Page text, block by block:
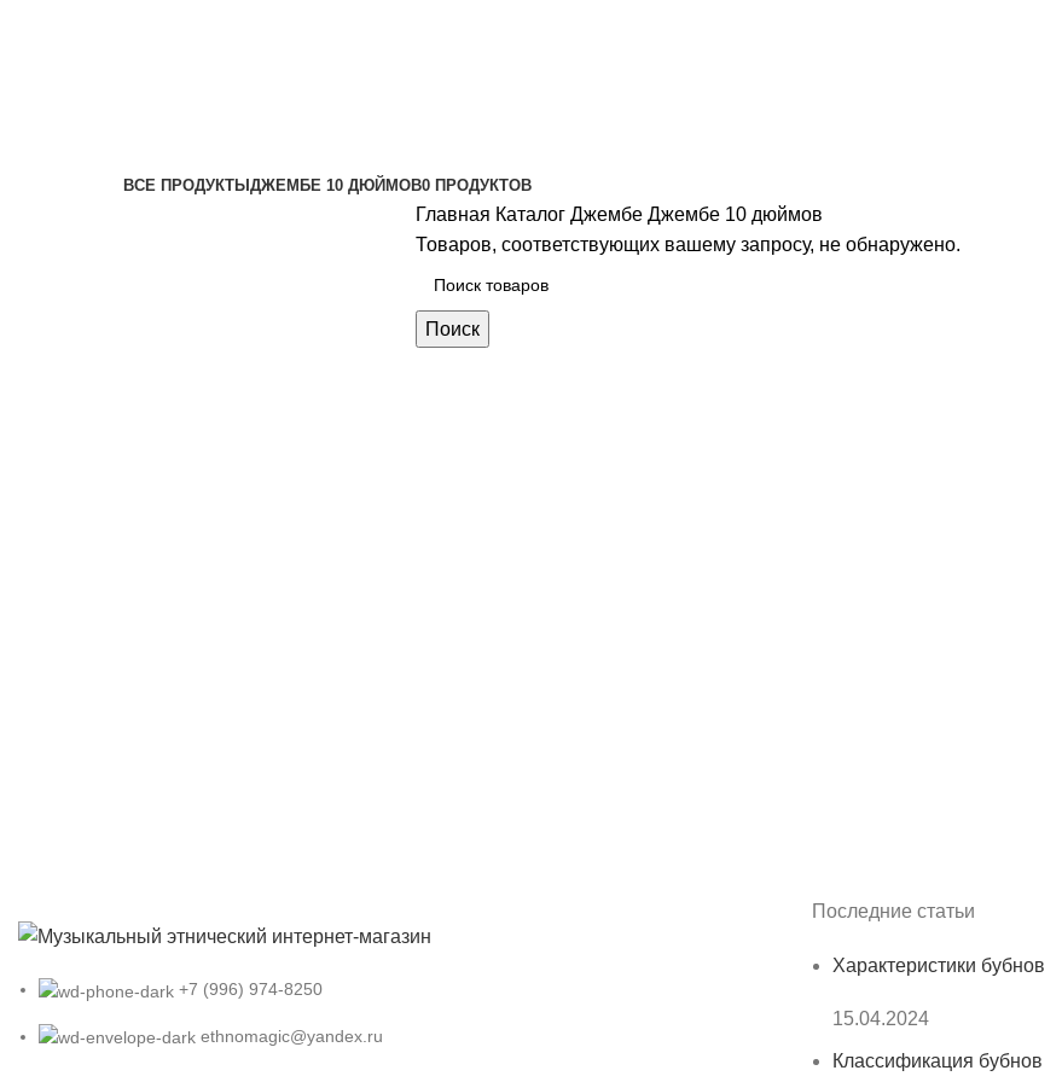
ВСЕ ПРОДУКТЫ ДЖЕМБЕ 10 ДЮЙМОВ0 ПРОДУКТОВ
Главная Каталог Джембе Джембе 10 дюймов
Товаров, соответствующих вашему запросу, не обнаружено.
Поиск
+7 (996) 974-8250
ethnomagic@yandex.ru
Последние статьи
Характеристики бубнов
15.04.2024
Классификация бубнов